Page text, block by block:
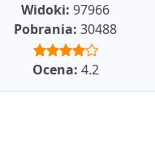
Widoki: 97966
Pobrania: 30488
Ocena: 4.2